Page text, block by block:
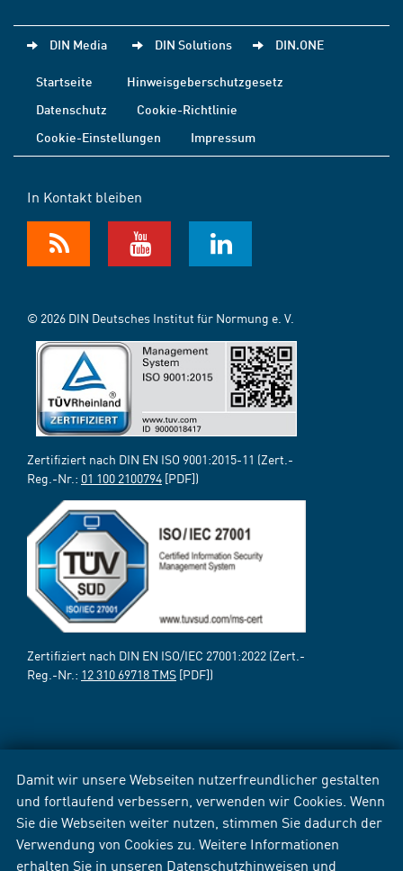
Damit wir unsere Webseiten nutzerfreundlicher gestalten
und fortlaufend verbessern, verwenden wir Cookies. Wenn
Sie die Webseiten weiter nutzen, stimmen Sie dadurch der
Verwendung von Cookies zu. Weitere Informationen
erhalten Sie in unseren Datenschutzhinweisen und
DIN Media DIN Solutions DIN.ONE
Startseite
Hinweisgeberschutzgesetz
Datenschutz
Cookie-Richtlinie
Cookie-Einstellungen
Impressum
In Kontakt bleiben
© 2026 DIN Deutsches Institut für Normung e. V.
Zertifiziert nach DIN EN ISO 9001:2015-11 (Zert.-
Reg.-Nr.: 01 100 2100794 [PDF])
Zertifiziert nach DIN EN ISO/IEC 27001:2022 (Zert.-
Reg.-Nr.: 12 310 69718 TMS [PDF])